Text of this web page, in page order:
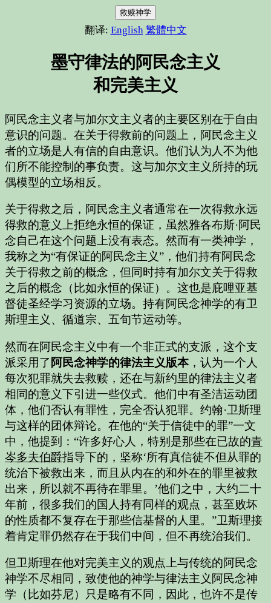
救赎神学
翻译: English 繁體中文
墨守律法的阿民念主义
和完美主义
阿民念主义者与加尔文主义者的主要区别在于自由
意识的问题。在关于得救前的问题上，阿民念主义
者的立场是人有信的自由意识。他们认为人不为他
们所不能控制的事负责。这与加尔文主义所持的玩
偶模型的立场相反。
关于得救之后，阿民念主义者通常在一次得救永远
得救的意义上拒绝永恒的保证，虽然雅各布斯·阿民
念自己在这个问题上没有表态。然而有一类神学，
我称之为“有保证的阿民念主义”，他们持有阿民念
关于得救之前的概念，但同时持有加尔文关于得救
之后的概念（比如永恒的保证）。这也是庇哩亚基
督徒圣经学习资源的立场。持有阿民念神学的有卫
斯理主义、循道宗、五旬节运动等。
然而在阿民念主义中有一个非正式的支派，这个支
派采用了 阿民念神学的律法主义版本 ，认为一个人
每次犯罪就失去救赎，还在与新约里的律法主义者
相同的意义下引进一些仪式。他们中有圣洁运动团
体，他们否认有罪性，完全否认犯罪。约翰·卫斯理
与这样的团体辩论。在他的“关于信徒中的罪”一文
中，他提到：“许多好心人，特别是那些在已故的青
岑多夫伯爵指导下的，坚称‘所有真信徒不但从罪的
统治下被救出来，而且从内在的和外在的罪里被救
出来，所以就不再待在罪里。’他们之中，大约二十
年前，很多我们的国人持有同样的观点，甚至败坏
的性质都不复存在于那些信基督的人里。”卫斯理接
着肯定罪仍然存在于我们中间，但不再统治我们。
但卫斯理在他对完美主义的观点上与传统的阿民念
神学不尽相同，致使他的神学与律法主义阿民念神
学（比如芬尼）只是略有不同，因此，也许不是传